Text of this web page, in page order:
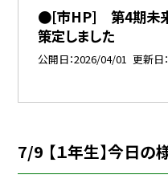
●[市HP] 第4期未来
策定しました
公開日 2026/04/01 更新日
7/9 【１年生】今日の